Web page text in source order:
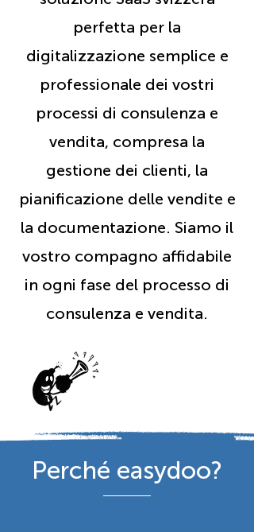
perfetta per la
digitalizzazione semplice e
professionale dei vostri
processi di consulenza e
vendita, compresa la
gestione dei clienti, la
pianificazione delle vendite e
la documentazione. Siamo il
vostro compagno affidabile
in ogni fase del processo di
consulenza e vendita.
Perché easydoo?